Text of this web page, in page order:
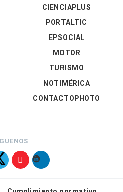
CIENCIAPLUS
PORTALTIC
EPSOCIAL
MOTOR
TURISMO
NOTIMÉRICA
CONTACTOPHOTO